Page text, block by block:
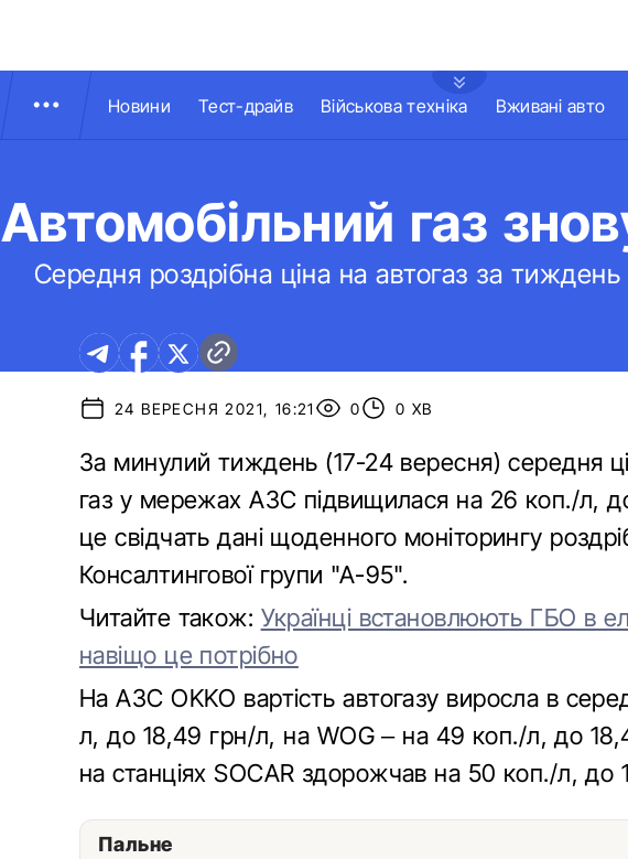
Новини Тест-драйв Військова техніка Вживані авто
Автомобільний газ
Середня роздрібна ціна на автогаз за
24 ВЕРЕСНЯ 2021, 16:21 0 0 ХВ
За минулий тиждень (17-24 вересня) середня
газ у мережах АЗС підвищилася на 26 коп./л,
це свідчать дані щоденного моніторингу
Консалтингової групи "А-95".
Читайте також: Українці встановлюють ГБО в
навіщо це потрібно
На АЗС OKKО вартість автогазу виросла в
л, до 18,49 грн/л, на WOG – на 49 коп./л, до
на станціях SOCAR здорожчав на 50 коп./л, до
Пальне